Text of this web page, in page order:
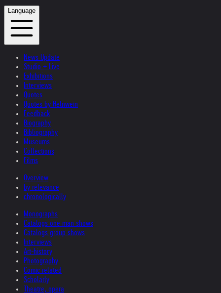
Language
News Update
Studio + Live
Exhibitions
Interviews
Quotes
Quotes by Helnwein
Feedback
Biography
Bibliography
Museums
Collections
Films
Overview
by relevance
chronologically
Monographs
Catalogs one man shows
Catalogs group shows
Interviews
Art-history
Photography
Comic related
Scholarly
Theatre, opera